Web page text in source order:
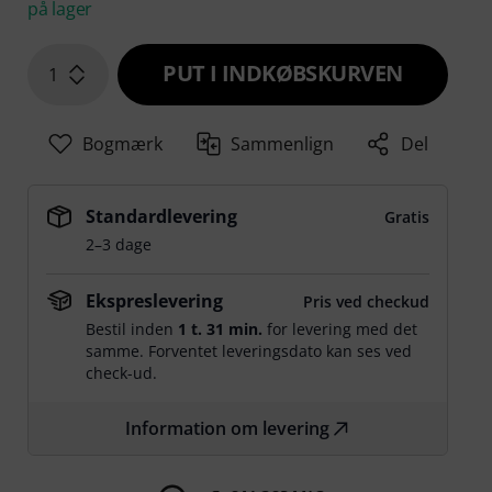
på lager
1 PUT I INDKØBSKURVEN
Bogmærk Sammenlign Del
Standardlevering
Gratis
2–3 dage
Ekspreslevering
Pris ved checkud
Bestil inden 1 t. 31 min. for levering med det
samme. Forventet leveringsdato kan ses ved
check-ud.
Information om levering